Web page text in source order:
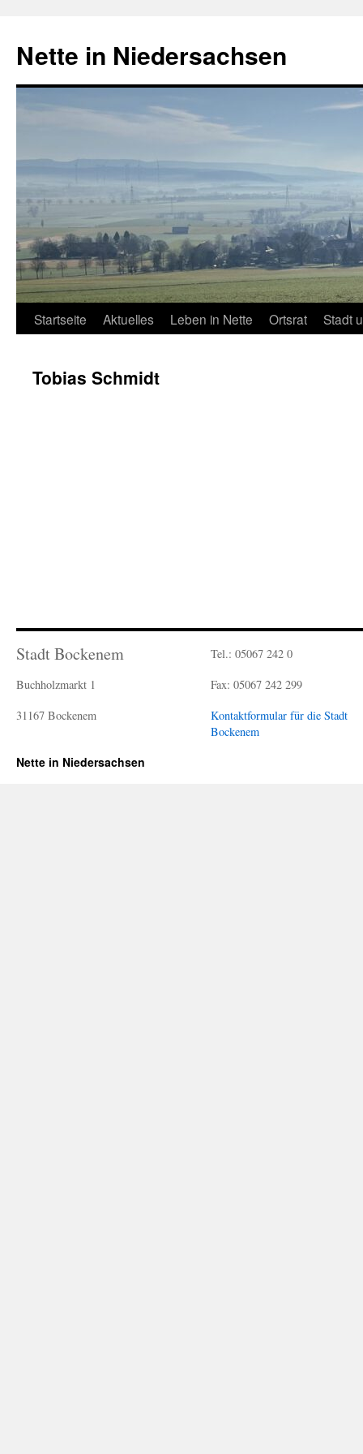
springen
Nette in Niedersachsen
Startseite Aktuelles Leben in Nette Ortsrat Stadt
Tobias Schmidt
Stadt Bockenem
Buchholzmarkt 1
31167 Bockenem
Tel.: 05067 242 0
Fax: 05067 242 299
Kontaktformular für die Stadt
Bockenem
Nette in Niedersachsen